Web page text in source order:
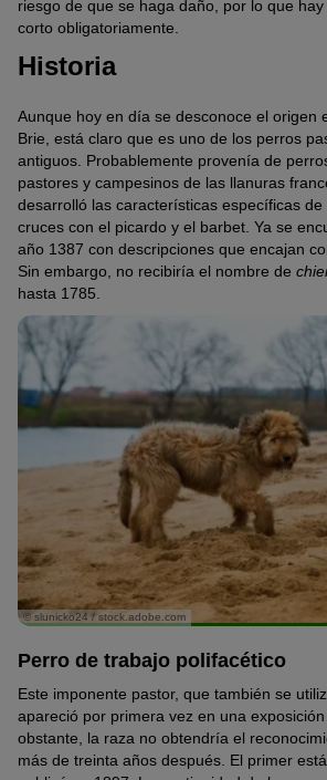
riesgo de que se haga daño, por lo que
corto obligatoriamente.
Historia
Aunque hoy en día se desconoce el origen
Brie, está claro que es uno de los perros
antiguos. Probablemente provenía de
pastores y campesinos de las llanuras
desarrolló las características específicas
cruces con el picardo y el barbet. Ya se
año 1387 con descripciones que encajan
Sin embargo, no recibiría el nombre de
hasta 1785.
© slunicko24 / stock.adobe.com
Perro de trabajo polifacético
Este imponente pastor, que también se
apareció por primera vez en una
obstante, la raza no obtendría el
más de treinta años después. El primer